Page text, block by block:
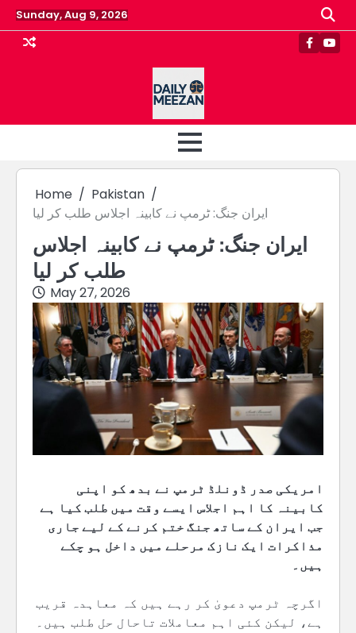
Skip
to
content
Sunday, Aug 9, 2026
Home
Pakistan
ایران جنگ: ٹرمپ نے کابینہ اجلاس طلب کر لیا
ایران جنگ: ٹرمپ نے کابینہ اجلاس
طلب کر لیا
May 27, 2026
امریکی صدر ڈونلڈ ٹرمپ نے بدھ کو اپنی
کابینہ کا اہم اجلاس ایسے وقت میں طلب کیا ہے
جب ایران کے ساتھ جنگ ختم کرنے کے لیے جاری
مذاکرات ایک نازک مرحلے میں داخل ہو چکے
ہیں۔
اگرچہ ٹرمپ دعویٰ کر رہے ہیں کہ معاہدہ قریب
ہے، لیکن کئی اہم معاملات تاحال حل طلب ہیں۔